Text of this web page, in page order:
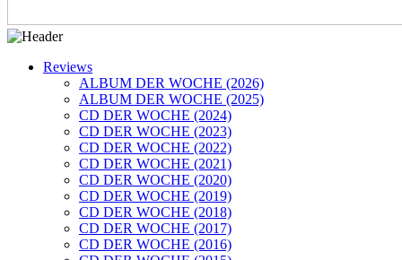
Reviews
ALBUM DER WOCHE (2026)
ALBUM DER WOCHE (2025)
CD DER WOCHE (2024)
CD DER WOCHE (2023)
CD DER WOCHE (2022)
CD DER WOCHE (2021)
CD DER WOCHE (2020)
CD DER WOCHE (2019)
CD DER WOCHE (2018)
CD DER WOCHE (2017)
CD DER WOCHE (2016)